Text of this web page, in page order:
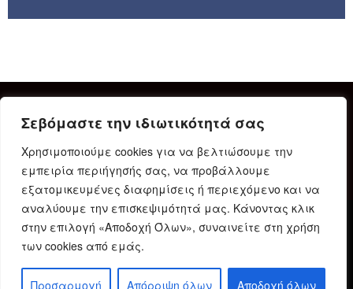
Σεβόμαστε την ιδιωτικότητά σας
Χρησιμοποιούμε cookies για να βελτιώσουμε την
εμπειρία περιήγησής σας, να προβάλλουμε
εξατομικευμένες διαφημίσεις ή περιεχόμενο και να
αναλύουμε την επισκεψιμότητά μας. Κάνοντας κλικ
στην επιλογή «Αποδοχή Όλων», συναινείτε στη χρήση
των cookies από εμάς.
Προσαρμογή Απόρριψη όλων Αποδοχή όλων
Δήλωση Συμμόρφωσης Ταυτότητα
Όροι χρήσης
Πολιτική προστασίας προσωπικών δεδομένων
Πολιτική Cookies